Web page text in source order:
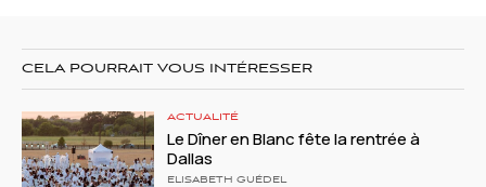
CELA POURRAIT VOUS INTÉRESSER
ACTUALITÉ
Le Dîner en Blanc fête la rentrée à
Dallas
ELISABETH GUÉDEL